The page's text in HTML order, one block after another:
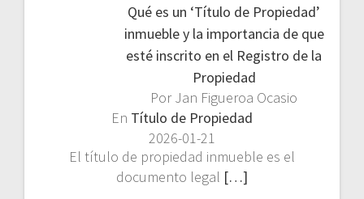
Qué es un ‘Título de Propiedad’
inmueble y la importancia de que
esté inscrito en el Registro de la
Propiedad
Por Jan Figueroa Ocasio
En Título de Propiedad
2026-01-21
El título de propiedad inmueble es el
documento legal […]